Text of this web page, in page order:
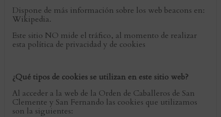
Dispone de más información sobre los web beacons en:
Wikipedia.
Este sitio NO mide el tráfico, al momento de realizar
esta política de privacidad y de cookies
¿Qué tipos de cookies se utilizan en este sitio web?
Al acceder a la web de la Orden de Caballeros de San
Clemente y San Fernando las cookies que utilizamos
son la siguientes: